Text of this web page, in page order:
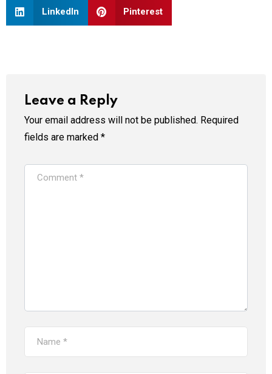
LinkedIn Pinterest
Leave a Reply
Your email address will not be published. Required
fields are marked *